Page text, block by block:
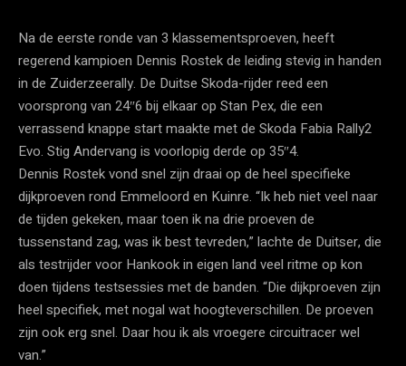
Na de eerste ronde van 3 klassementsproeven, heeft
regerend kampioen Dennis Rostek de leiding stevig in handen
in de Zuiderzeerally. De Duitse Skoda-rijder reed een
voorsprong van 24″6 bij elkaar op Stan Pex, die een
verrassend knappe start maakte met de Skoda Fabia Rally2
Evo. Stig Andervang is voorlopig derde op 35″4.
Dennis Rostek vond snel zijn draai op de heel specifieke
dijkproeven rond Emmeloord en Kuinre. “Ik heb niet veel naar
de tijden gekeken, maar toen ik na drie proeven de
tussenstand zag, was ik best tevreden,” lachte de Duitser, die
als testrijder voor Hankook in eigen land veel ritme op kon
doen tijdens testsessies met de banden. “Die dijkproeven zijn
heel specifiek, met nogal wat hoogteverschillen. De proeven
zijn ook erg snel. Daar hou ik als vroegere circuitracer wel
van.”